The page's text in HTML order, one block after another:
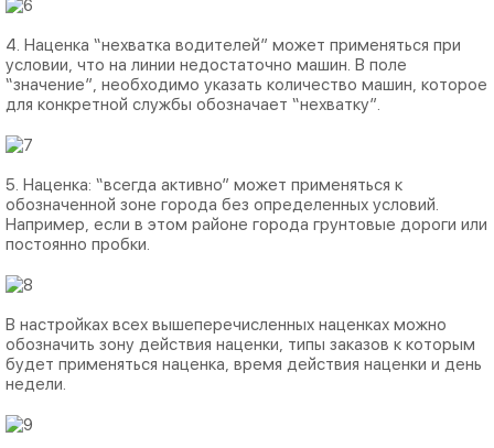
4. Наценка “нехватка водителей” может применяться при
условии, что на линии недостаточно машин. В поле
“значение”, необходимо указать количество машин, которое
для конкретной службы обозначает “нехватку”.
5. Наценка: “всегда активно” может применяться к
обозначенной зоне города без определенных условий.
Например, если в этом районе города грунтовые дороги или
постоянно пробки.
В настройках всех вышеперечисленных наценках можно
обозначить зону действия наценки, типы заказов к которым
будет применяться наценка, время действия наценки и день
недели.